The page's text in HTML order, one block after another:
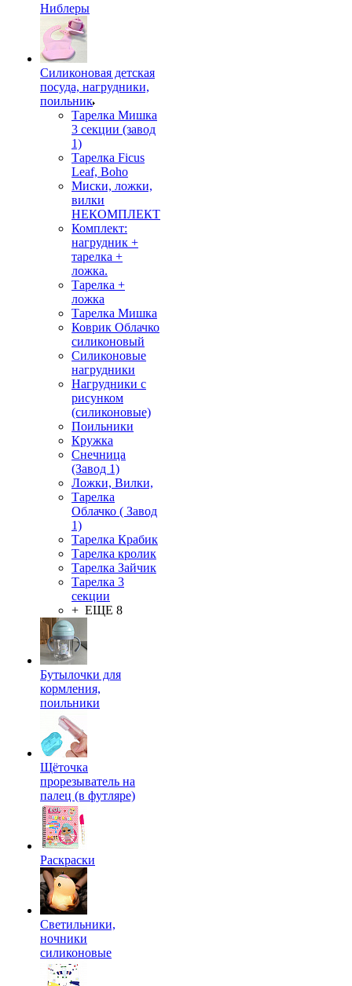
Ниблеры
Силиконовая детская
посуда, нагрудники,
поильник
Тарелка Мишка
3 секции (завод
1)
Тарелка Ficus
Leaf, Boho
Миски, ложки,
вилки
НЕКОМПЛЕКТ
Комплект:
нагрудник +
тарелка +
ложка.
Тарелка +
ложка
Тарелка Мишка
Коврик Облачко
силиконовый
Силиконовые
нагрудники
Нагрудники с
рисунком
(силиконовые)
Поильники
Кружка
Снечница
(Завод 1)
Ложки, Вилки,
Тарелка
Облачко ( Завод
1)
Тарелка Крабик
Тарелка кролик
Тарелка Зайчик
Тарелка 3
секции
+ ЕЩЕ 8
Бутылочки для
кормления,
поильники
Щёточка
прорезыватель на
палец (в футляре)
Раскраски
Светильники,
ночники
силиконовые